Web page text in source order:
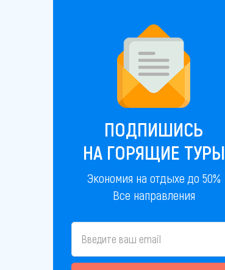
ПОДПИШИСЬ
НА ГОРЯЩИЕ ТУРЫ
Экономия на отдыхе до 50%
Все направления